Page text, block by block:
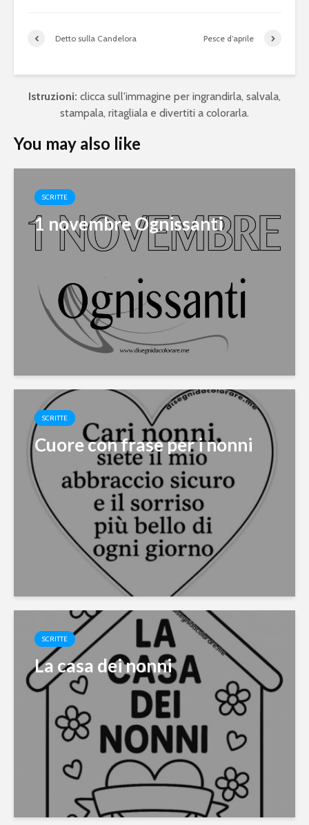
Detto sulla Candelora Pesce d’aprile
Istruzioni: clicca sull'immagine per ingrandirla, salvala,
stampala, ritagliala e divertiti a colorarla.
You may also like
SCRITTE
1 novembre Ognissanti
SCRITTE
Cuore con frase per i nonni
SCRITTE
La casa dei nonni